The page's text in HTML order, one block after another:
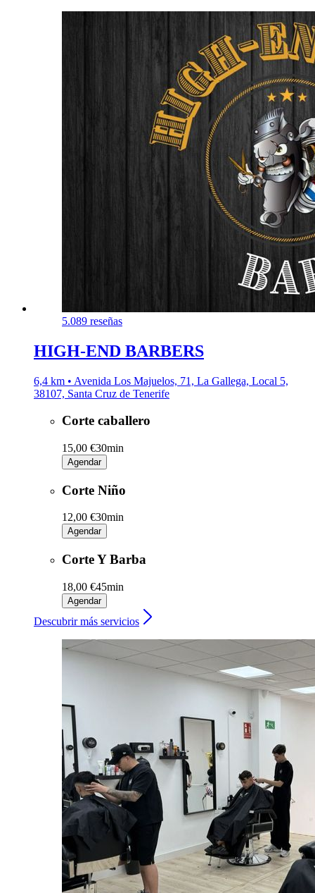
5.089 reseñas
HIGH-END BARBERS
6,4 km • Avenida Los Majuelos, 71, La Gallega, Local 5,
38107, Santa Cruz de Tenerife
Corte caballero
15,00 €30min
Agendar
Corte Niño
12,00 €30min
Agendar
Corte Y Barba
18,00 €45min
Agendar
Descubrir más servicios